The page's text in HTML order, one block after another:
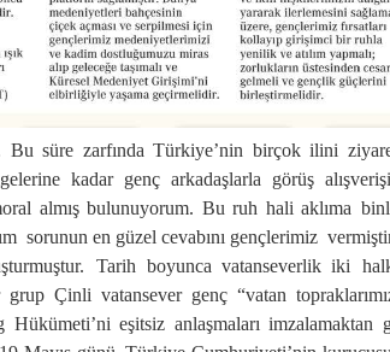
Bu süre zarfında Türkiye’nin birçok ilini
kadar genç arkadaşlarla görüş
almış bulunuyorum. Bu ruh haliaklıma
sorunun en güzel cevabını gençlerimiz verm
muştur. Tarih boyunca vatanseverlik iki
grup Çinli vatansever genç “vatan toprakları
Hükümeti’ni eşitsiz anlaşmaları imzalamaktan